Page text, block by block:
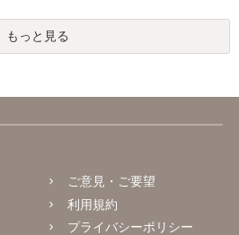
もっと見る
ご意見・ご要望
利用規約
プライバシーポリシー